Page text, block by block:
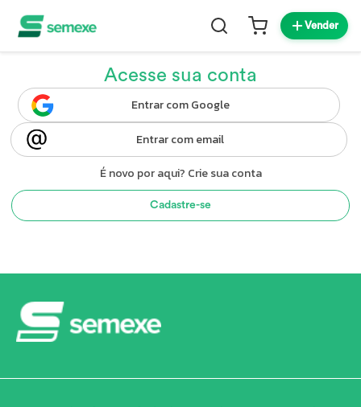
Vender
Acesse sua conta
Entrar com Google
Entrar com email
É novo por aqui? Crie sua conta
Cadastre-se